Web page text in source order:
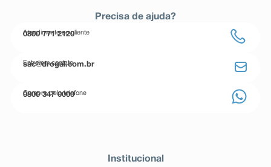
Precisa de ajuda?
Atendimento ao cliente
0800 771 2120
Entre em contato
sac@drogal.com.br
Compre pelo telefone
0800 347 0000
Institucional